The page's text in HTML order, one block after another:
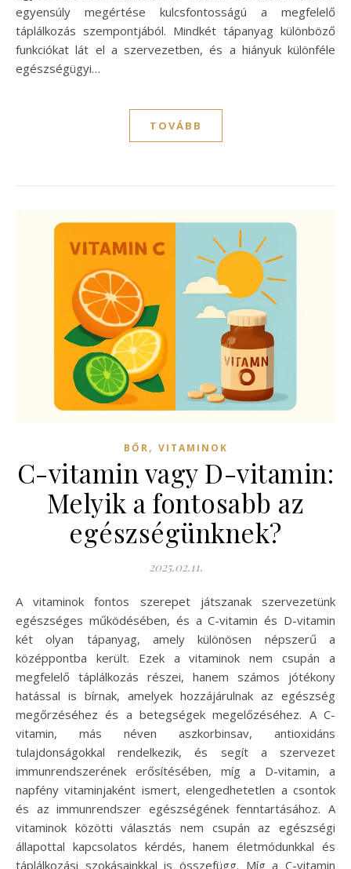
egyensúly megértése kulcsfontosságú a megfelelő
táplálkozás szempontjából. Mindkét tápanyag különböző
funkciókat lát el a szervezetben, és a hiányuk különféle
egészségügyi…
TOVÁBB
BŐR, VITAMINOK
C-vitamin vagy D-vitamin:
Melyik a fontosabb az
egészségünknek?
2025.02.11.
A vitaminok fontos szerepet játszanak szervezetünk
egészséges működésében, és a C-vitamin és D-vitamin
két olyan tápanyag, amely különösen népszerű a
középpontba került. Ezek a vitaminok nem csupán a
megfelelő táplálkozás részei, hanem számos jótékony
hatással is bírnak, amelyek hozzájárulnak az egészség
megőrzéséhez és a betegségek megelőzéséhez. A C-
vitamin, más néven aszkorbinsav, antioxidáns
tulajdonságokkal rendelkezik, és segít a szervezet
immunrendszerének erősítésében, míg a D-vitamin, a
napfény vitaminjaként ismert, elengedhetetlen a csontok
és az immunrendszer egészségének fenntartásához. A
vitaminok közötti választás nem csupán az egészségi
állapottal kapcsolatos kérdés, hanem életmódunkkal és
táplálkozási szokásainkkal is összefügg. Míg a C-vitamin